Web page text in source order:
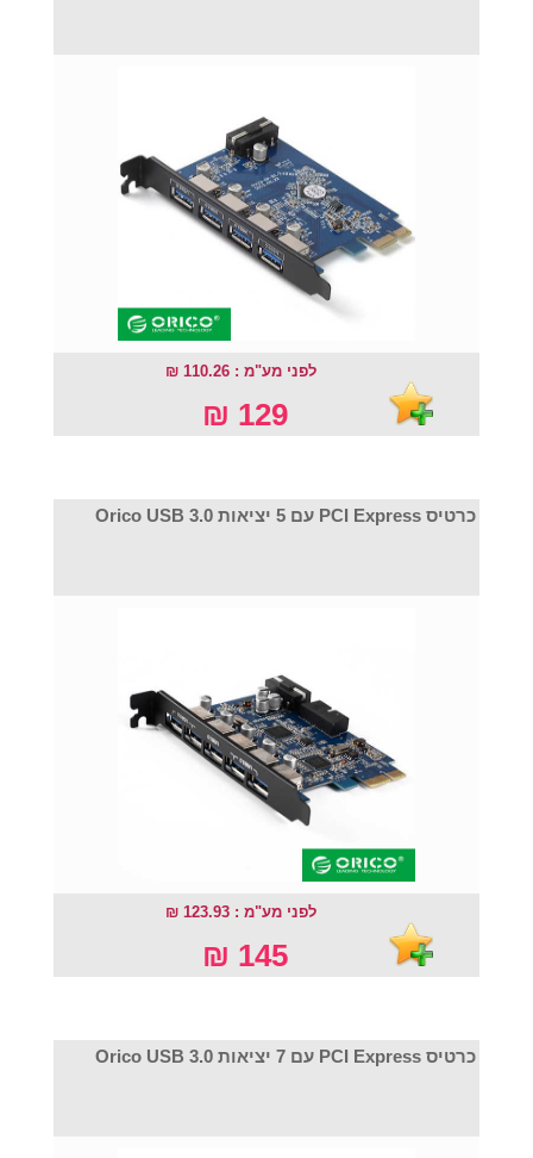
לפני מע"מ : 110.26 ₪
129 ₪
כרטיס PCI Express עם 5 יציאות Orico USB 3.0
לפני מע"מ : 123.93 ₪
145 ₪
כרטיס PCI Express עם 7 יציאות Orico USB 3.0